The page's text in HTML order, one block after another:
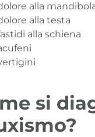
alla
alla testa
alla schiena
si